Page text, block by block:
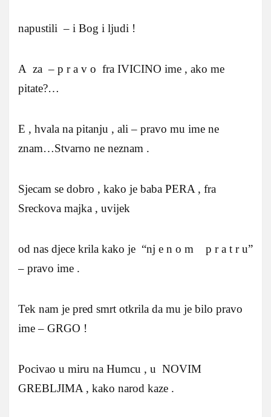
napustili – i Bog i ljudi !
A za – p r a v o fra IVICINO ime , ako me
pitate?…
E , hvala na pitanju , ali – pravo mu ime ne
znam…Stvarno ne neznam .
Sjecam se dobro , kako je baba PERA , fra
Sreckova majka , uvijek
od nas djece krila kako je “nj e n o m p r a t r u”
– pravo ime .
Tek nam je pred smrt otkrila da mu je bilo pravo
ime – GRGO !
Pocivao u miru na Humcu , u NOVIM
GREBLJIMA , kako narod kaze .